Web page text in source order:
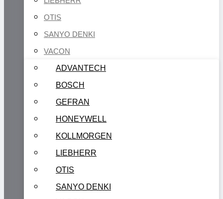
OTIS
SANYO DENKI
VACON
ADVANTECH
BOSCH
GEFRAN
HONEYWELL
KOLLMORGEN
LIEBHERR
OTIS
SANYO DENKI